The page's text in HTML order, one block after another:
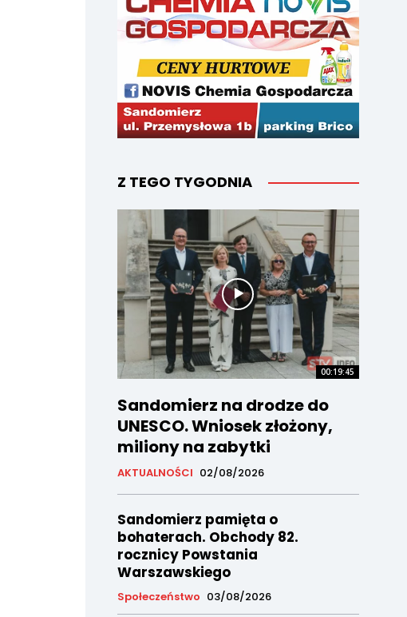
Z TEGO TYGODNIA
00:19:45
Sandomierz na drodze do
UNESCO. Wniosek złożony,
miliony na zabytki
AKTUALNOŚCI 02/08/2026
Sandomierz pamięta o
bohaterach. Obchody 82.
rocznicy Powstania
Warszawskiego
Społeczeństwo 03/08/2026